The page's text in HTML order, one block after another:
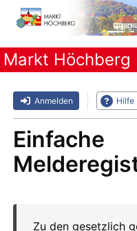
Markt Höchberg